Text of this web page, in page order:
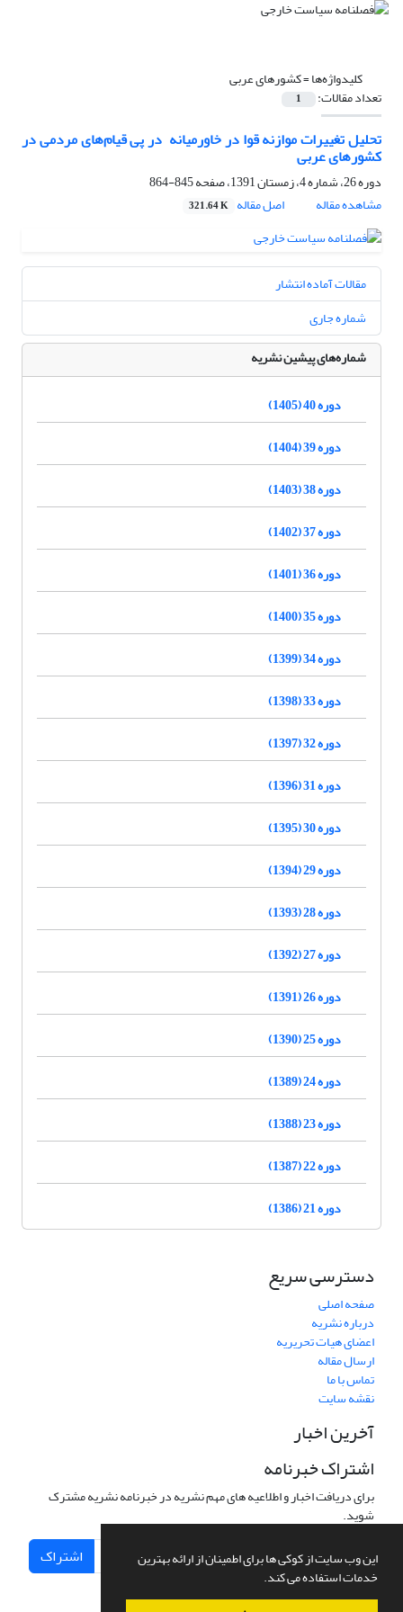
این وب سایت از کوکی ها برای اطمینان از ارائه بهترین
خدمات استفاده می کند.
کلیدواژه‌ها =کشورهای عربی
تعداد مقالات: 1
تحلیل تغییرات موازنه قوا در خاورمیانه ‏ در پی قیام‌های مردمی در
کشورهای عربی ‏
دوره 26، شماره 4، زمستان 1391، صفحه
845-864
مشاهده مقاله
اصل مقاله 321.64 K
مقالات آماده انتشار
شماره جاری
شماره‌های پیشین نشریه
دوره 40 (1405)
دوره 39 (1404)
دوره 38 (1403)
دوره 37 (1402)
دوره 36 (1401)
دوره 35 (1400)
دوره 34 (1399)
دوره 33 (1398)
دوره 32 (1397)
دوره 31 (1396)
دوره 30 (1395)
دوره 29 (1394)
دوره 28 (1393)
دوره 27 (1392)
دوره 26 (1391)
دوره 25 (1390)
دوره 24 (1389)
دوره 23 (1388)
دوره 22 (1387)
دوره 21 (1386)
دسترسی سریع
صفحه اصلی
درباره نشریه
اعضای هیات تحریریه
ارسال مقاله
تماس با ما
نقشه سایت
آخرین اخبار
اشتراک خبرنامه
برای دریافت اخبار و اطلاعیه های مهم نشریه در خبرنامه نشریه مشترک
شوید.
اشتراک